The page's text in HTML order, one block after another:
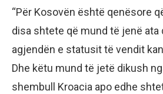
“Për Kosovën është qenësore
disa shtete që mund të jenë ata
agjendën e statusit të vendit
Dhe këtu mund të jetë dikush
shembull Kroacia apo edhe